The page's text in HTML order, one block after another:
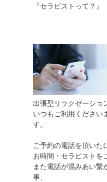
『セラピストって？』
出張型リラクゼーショ
いつもご利用ください
す。
ご予約の電話を頂いた
お時間・セラピストを
また電話が混みあい繋
事、